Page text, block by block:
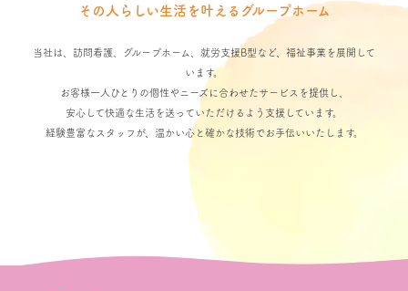
その人らしい生活を叶えるグループホーム
当社は、訪問看護、グループホーム、就労支援B型など、福祉事業を展開して
います。
お客様一人ひとりの個性やニーズに合わせたサービスを提供し、
安心して快適な生活を送っていただけるよう支援しています。
経験豊富なスタッフが、温かい心と確かな技術でお手伝いいたします。